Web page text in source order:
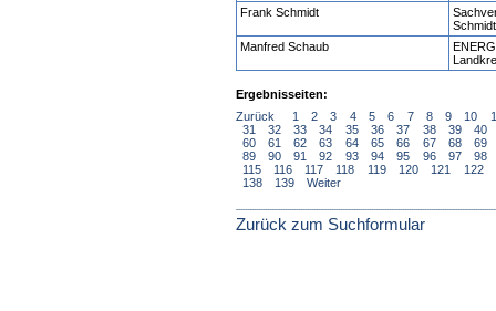
Frank Schmidt
Schmidt
Manfred Schaub
Ergebnisseiten:
Zurück
1 2 3 4 5 6 7 8 9 10
31
32 33 34 35 36 37 38 39
40
60
61 62 63 64 65 66 67 68
69
89
90 91 92 93 94 95 96 97
98
115
116 117 118 119 120 121 122
138
139 Weiter
Zurück zum Suchformular